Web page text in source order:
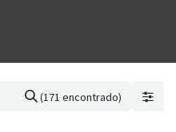
(171 encontrado)